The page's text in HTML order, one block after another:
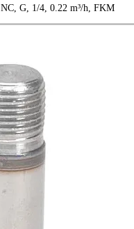
G, 1/4, 0.22 m³/h, FKM